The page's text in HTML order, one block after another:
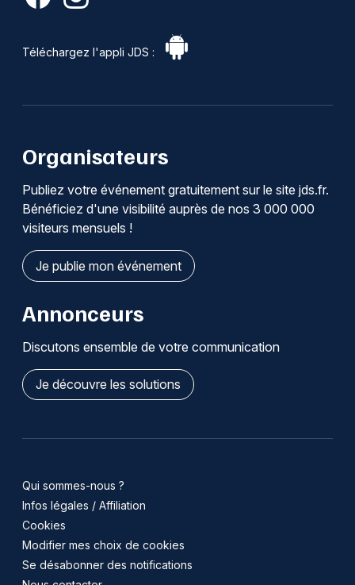
Téléchargez l'appli JDS :
Organisateurs
Publiez votre événement gratuitement sur le site jds.fr.
Bénéficiez d'une visibilité auprès de nos 3 000 000
visiteurs mensuels !
Je publie mon événement
Annonceurs
Discutons ensemble de votre communication
Je découvre les solutions
Qui sommes-nous ?
Infos légales / Affiliation
Cookies
Modifier mes choix de cookies
Se désabonner des notifications